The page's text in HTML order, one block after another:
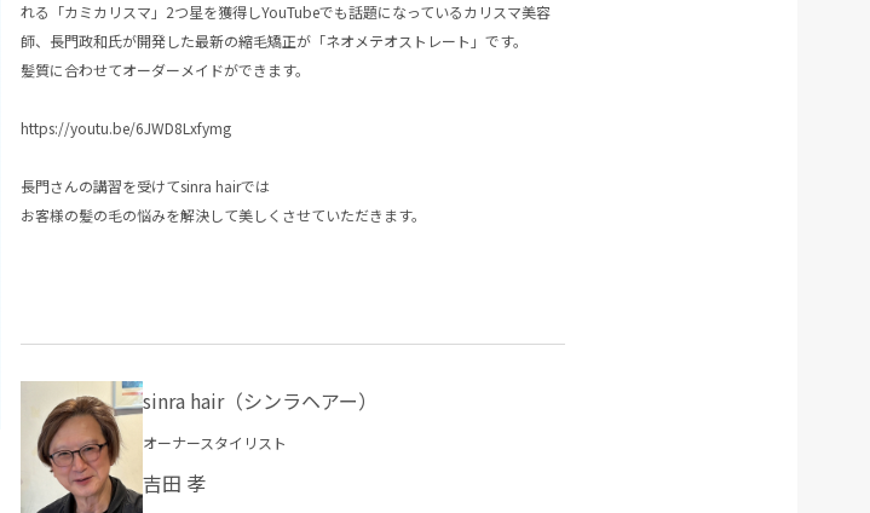
（シンラヘアー）
ウェブ予約
（シンラヘアー）
32-3429
（シンラヘアー）
ウェブ予約
れる「カミカリスマ」2つ星を獲得しYouTubeでも話題になっているカリスマ美容
師、長門政和氏が開発した最新の縮毛矯正が「ネオメテオストレート」です。
髪質に合わせてオーダーメイドができます。
https://youtu.be/6JWD8Lxfymg
長門さんの講習を受けてsinra hairでは
お客様の髪の毛の悩みを解決して美しくさせていただきます。
sinra hair（シンラヘアー）
オーナースタイリスト
吉田 孝